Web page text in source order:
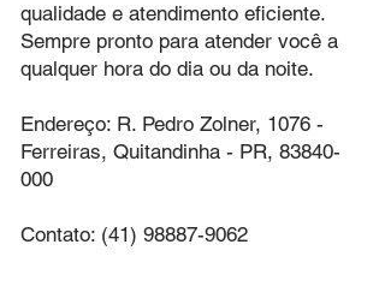
qualidade e atendimento eficiente.
Sempre pronto para atender você a
qualquer hora do dia ou da noite.
Endereço: R. Pedro Zolner, 1076 -
Ferreiras, Quitandinha - PR, 83840-
000
Contato: (41) 98887-9062